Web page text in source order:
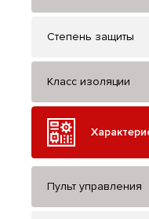
Степень защиты
Класс изоляции
Пульт управления